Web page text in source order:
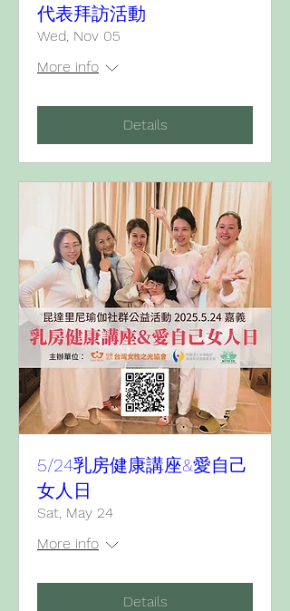
代表拜訪活動
Wed, Nov 05
More info
Details
5/24乳房健康講座&愛自己
女人日
Sat, May 24
More info
Details